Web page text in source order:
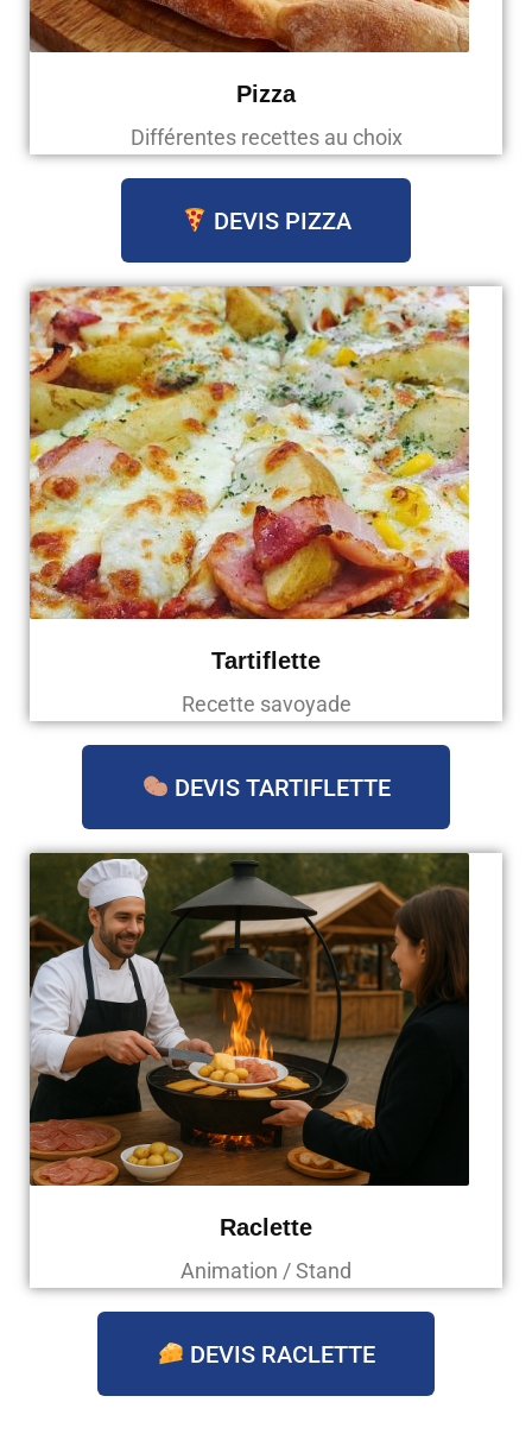
Pizza
Différentes recettes au choix
DEVIS PIZZA
Tartiflette
Recette savoyade
DEVIS TARTIFLETTE
Raclette
Animation / Stand
DEVIS RACLETTE